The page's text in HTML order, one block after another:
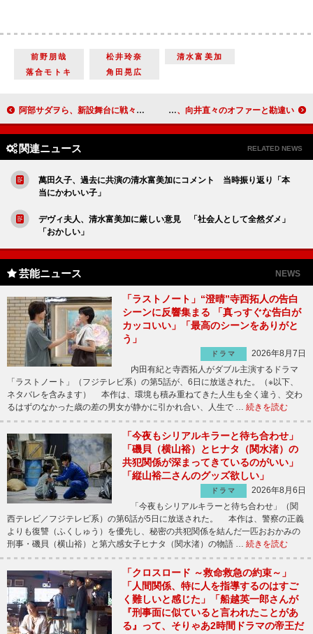
前野朋哉 松井玲奈
清水富美加
落合モトキ
角田晃広
阿部サダヲら、新設舞台に戦々恐々 小栗旬から引き継ぐ捨之介は「ほぼ忍者」 向井理、自ら企画７年越しの映画完成に感慨 尾野真千子、向井直々のオファーと勘違い
関連ニュース RELATED NEWS
萬田久子、過去に共演の清水富美加にコメント 当時振り返り「本
当にかわいい子」
デヴィ夫人、清水富美加に厳しい意見 「社会人として全然ダメ」
「おかしい」
芸能ニュース NEWS
「ラストノート」“澄晴”寺西拓人の告白
シーンに反響集まる 「真っすぐな告白が
カッコいい」「最高のシーンをありがと
う」
ドラマ
2026年8月7日
内田有紀と寺西拓人がダブル主演するドラマ
「ラストノート」（フジテレビ系）の第5話が、6日に放送された。（※以下、
ネタバレを含みます） 本作は、環境も積み重ねてきた人生も全く違う、交わ
るはずのなかった歳の差の男女が静かに引かれ合い、人生で … 続きを読む
「今夜もシリアルキラーと待ち合わせ」
「磯貝（横山裕）とヒナタ（関水渚）の
共犯関係が深まってきているのがいい」
「縦山裕二さんのグッズ欲しい」
ドラマ
2026年8月6日
「今夜もシリアルキラーと待ち合わせ」（関
西テレビ／フジテレビ系）の第6話が5日に放送された。 本作は、警察の正義
よりも復讐（ふくしゅう）を優先し、秘密の共犯関係を結んだ一匹おおかみの
刑事・磯貝（横山裕）と第六感女子ヒナタ（関水渚）の物語 … 続きを読む
「クロスロード ～救命救急の約束～」
「人間関係、特に人を指導するのはすご
く難しいと感じた」「船越英一郎さんが
『刑事面に似ていると言われたことがあ
る』って、そりゃあ2時間ドラマの帝王だ